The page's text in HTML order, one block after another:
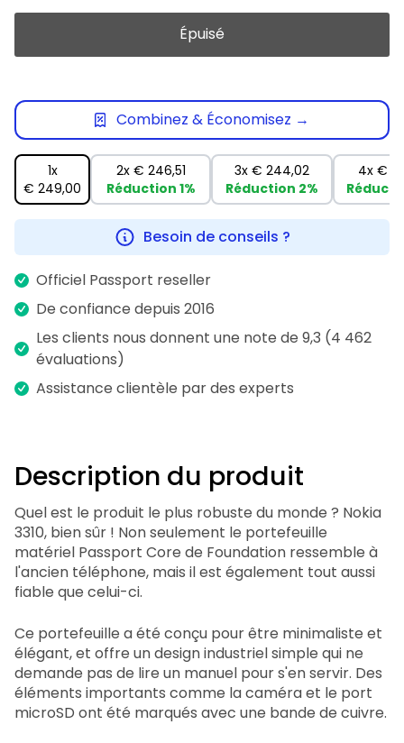
Épuisé
Combinez & Économisez →
1x
€ 249,00
2x € 246,51
Réduction 1%
3x € 244,02
Réduction 2%
4x €
Besoin de conseils ?
Officiel Passport reseller
De confiance depuis 2016
Les clients nous donnent une note de 9,3 (4 462
évaluations)
Assistance clientèle par des experts
Description du produit
Quel est le produit le plus robuste du monde ? Nokia
3310, bien sûr ! Non seulement le portefeuille
matériel Passport Core de Foundation ressemble à
l'ancien téléphone, mais il est également tout aussi
fiable que celui-ci.
Ce portefeuille a été conçu pour être minimaliste et
élégant, et offre un design industriel simple qui ne
demande pas de lire un manuel pour s'en servir. Des
éléments importants comme la caméra et le port
microSD ont été marqués avec une bande de cuivre.